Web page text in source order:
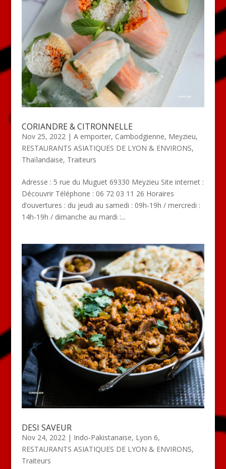
CORIANDRE & CITRONNELLE
Nov 25, 2022| A emporter, Cambodgienne, Meyzieu,
RESTAURANTS ASIATIQUES DE LYON & ENVIRONS,
Thaïlandaise, Traiteurs
Adresse : 5 rue du Muguet 69330 Meyzieu Site internet :
Découvrir Téléphone : 06 72 03 11 26 Horaires
d’ouvertures : du jeudi au samedi : 09h-19h / mercredi :
14h-19h / dimanche au mardi :...
DESI SAVEUR
Nov 24, 2022| Indo-Pakistanaise, Lyon 6,
RESTAURANTS ASIATIQUES DE LYON & ENVIRONS,
Traiteurs